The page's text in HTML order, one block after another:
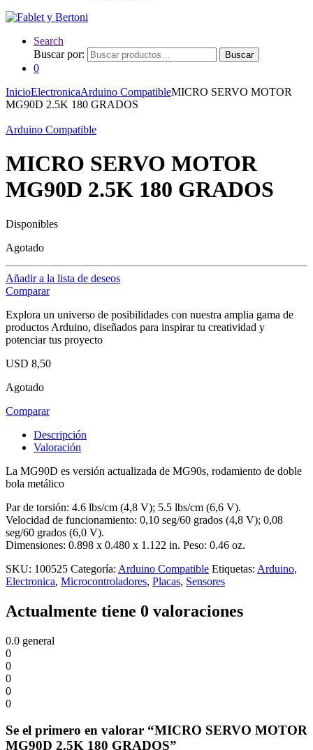
Search
Buscar por:
Buscar
0
InicioElectronicaArduino CompatibleMICRO SERVO MOTOR
MG90D 2.5K 180 GRADOS
Arduino Compatible
MICRO SERVO MOTOR
MG90D 2.5K 180 GRADOS
Disponibles
Agotado
Añadir a la lista de deseos
Comparar
Explora un universo de posibilidades con nuestra amplia gama de
productos Arduino, diseñados para inspirar tu creatividad y
potenciar tus proyecto
USD 8,50
Agotado
Comparar
Descripción
Valoración
La MG90D es versión actualizada de MG90s, rodamiento de doble
bola metálico
Par de torsión: 4.6 lbs/cm (4,8 V); 5.5 lbs/cm (6,6 V).
Velocidad de funcionamiento: 0,10 seg/60 grados (4,8 V); 0,08
seg/60 grados (6,0 V).
Dimensiones: 0.898 x 0.480 x 1.122 in. Peso: 0.46 oz.
SKU: 100525 Categoría: Arduino Compatible Etiquetas: Arduino,
Electronica, Microcontroladores, Placas, Sensores
Actualmente tiene 0 valoraciones
0.0 general
0
0
0
0
0
Se el primero en valorar “MICRO SERVO MOTOR
MG90D 2.5K 180 GRADOS”